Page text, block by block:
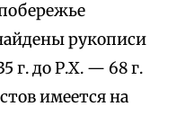
рукописи
г. до Р.Х. — 68 г.
имеется на